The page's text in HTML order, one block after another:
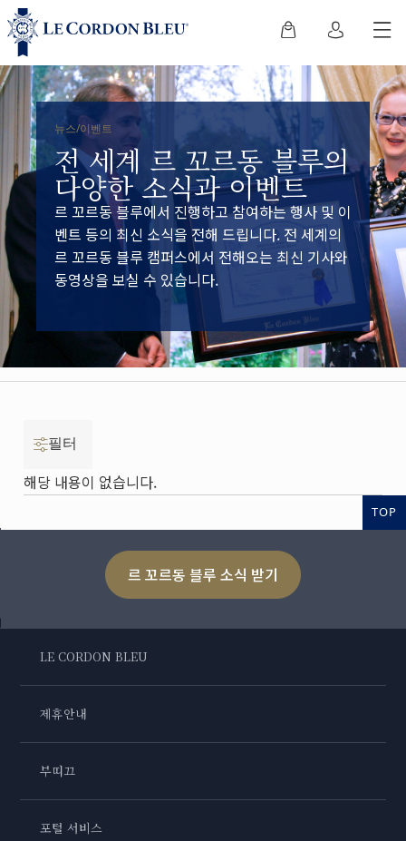
뉴스/이벤트
전 세계 르 꼬르동 블루의
다양한 소식과 이벤트
르 꼬르동 블루에서 진행하고 참여하는 행사 및 이
벤트 등의 최신 소식을 전해 드립니다. 전 세계의
르 꼬르동 블루 캠퍼스에서 전해오는 최신 기사와
동영상을 보실 수 있습니다.
필터
해당 내용이 없습니다.
TOP
르 꼬르동 블루 소식 받기
LE CORDON BLEU
제휴안내
부띠끄
포털 서비스